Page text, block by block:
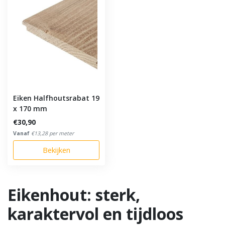
Eiken Halfhoutsrabat 19
x 170 mm
€30,90
Vanaf €13,28 per meter
Bekijken
Eikenhout: sterk,
karaktervol en tijdloos